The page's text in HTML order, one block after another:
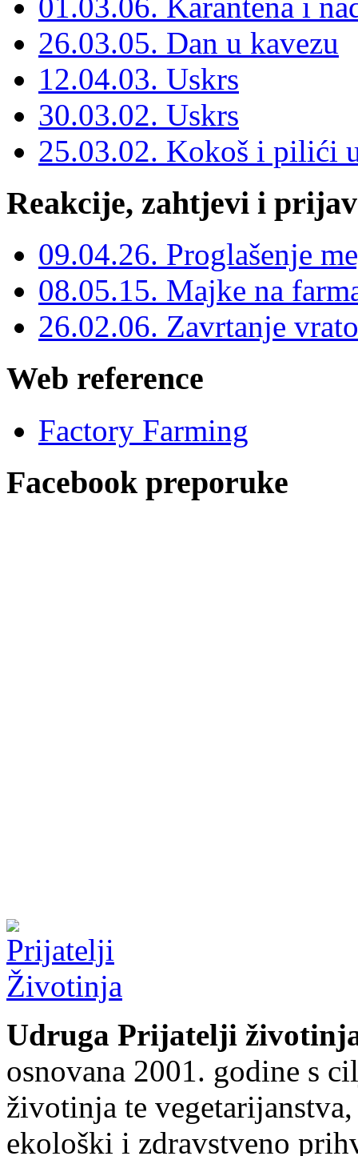
26.03.05. Dan u kavezu
12.04.03. Uskrs
30.03.02. Uskrs
25.03.02. Kokoš i pilići
Reakcije, zahtjevi i
09.04.26. Proglašenje
08.05.15. Majke na
26.02.06. Zavrtanje
Web reference
Factory Farming
Facebook preporuke
Udruga Prijatelji
osnovana 2001. godine s
životinja te
ekološki i zdravstveno